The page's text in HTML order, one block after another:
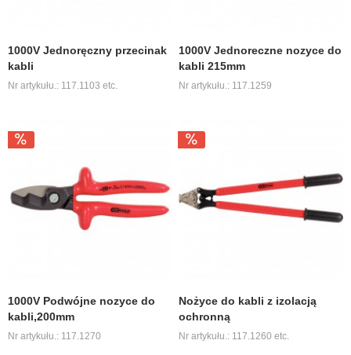
1000V Jednoręczny przecinak
kabli
Nr artykułu.: 117.1103 etc.
1000V Jednoreczne nozyce do
kabli 215mm
Nr artykułu.: 117.1259
1000V Podwójne nozyce do
kabli,200mm
Nr artykułu.: 117.1270
Nożyce do kabli z izolacją
ochronną
Nr artykułu.: 117.1260 etc.